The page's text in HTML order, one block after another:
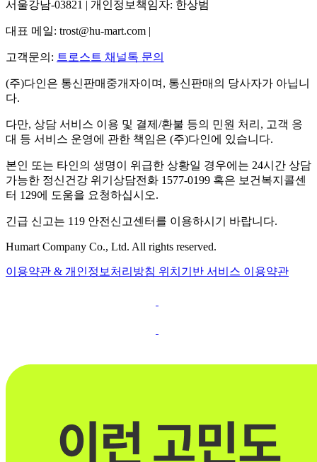
서울강남-03821 | 개인정보책임자: 한상범
대표 메일: trost@hu-mart.com |
고객문의: 트로스트 채널톡 문의
(주)다인은 통신판매중개자이며, 통신판매의 당사자가 아닙니
다.
다만, 상담 서비스 이용 및 결제/환불 등의 민원 처리, 고객 응
대 등 서비스 운영에 관한 책임은 (주)다인에 있습니다.
본인 또는 타인의 생명이 위급한 상황일 경우에는 24시간 상담
가능한 정신건강 위기상담전화 1577-0199 혹은 보건복지콜센
터 129에 도움을 요청하십시오.
긴급 신고는 119 안전신고센터를 이용하시기 바랍니다.
Humart Company Co., Ltd. All rights reserved.
이용약관 & 개인정보처리방침 위치기반 서비스 이용약관